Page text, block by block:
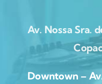
Av. Nossa Sra.
Downtown –